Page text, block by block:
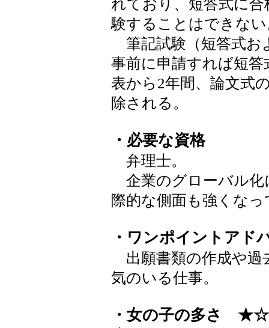
れており、短答式に
験することはできな
筆記試験（短答式お
事前に申請すれば短
表から2年間、論文式
除される。
・必要な資格
弁理士。
企業のグローバル化
際的な側面も強くな
・ワンポイントアド
出願書類の作成や過
気のいる仕事。
・女の子の多さ